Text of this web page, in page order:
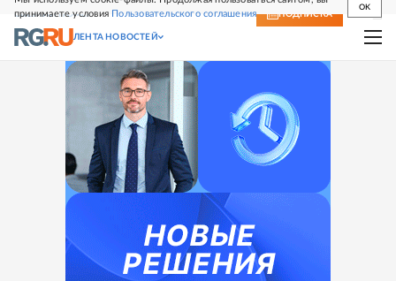
принимаете условия Пользовательского соглашения
OK
СВЕЖИЙ НОМЕР ПОДПИСКА
ЛЕНТА НОВОСТЕЙ